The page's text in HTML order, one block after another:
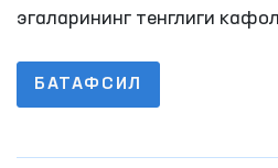
эгаларининг тенглиги
БАТАФСИЛ